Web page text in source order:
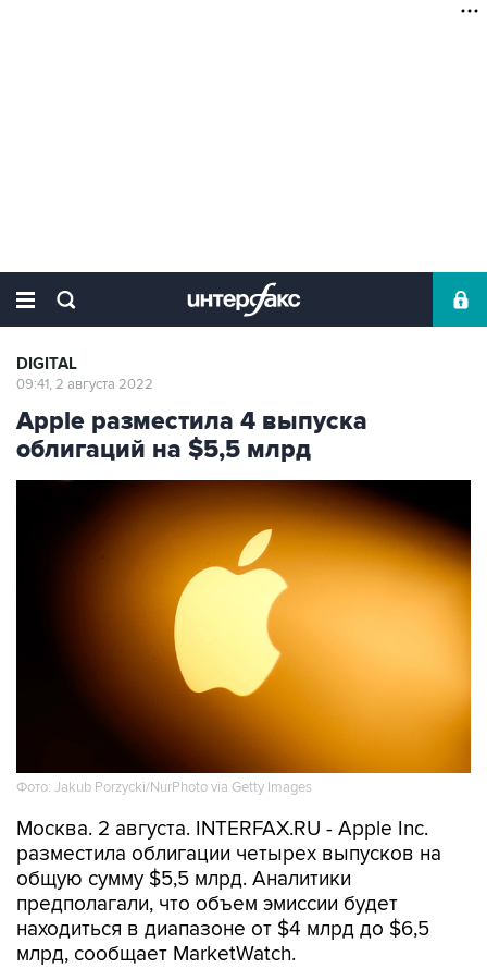
DIGITAL
09:41, 2 августа 2022
Apple разместила 4 выпуска
облигаций на $5,5 млрд
Фото: Jakub Porzycki/NurPhoto via Getty Images
Москва. 2 августа. INTERFAX.RU - Apple Inc.
разместила облигации четырех выпусков на
общую сумму $5,5 млрд. Аналитики
предполагали, что объем эмиссии будет
находиться в диапазоне от $4 млрд до $6,5
млрд, сообщает MarketWatch.